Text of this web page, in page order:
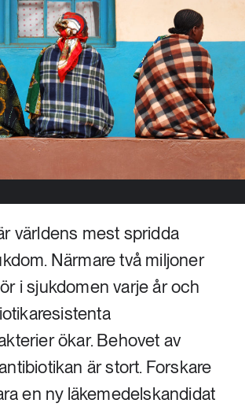
världens mest spridda
Närmare två miljoner
i sjukdomen varje år och
ökar. Behovet av
är stort. Forskare
en ny läkemedelskandidat